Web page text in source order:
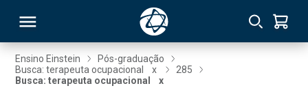
Ensino Einstein
Pós-graduação
Busca: terapeuta ocupacional
x
285
Busca: terapeuta ocupacional
x